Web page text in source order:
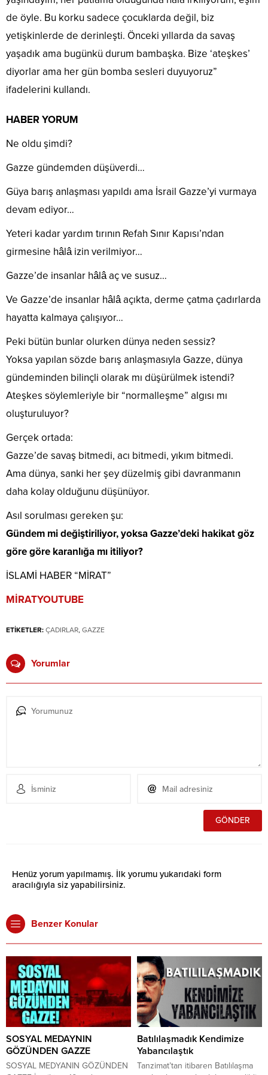
de öyle. Bu korku sadece çocuklarda değil, biz
yetişkinlerde de derinleşti. Önceki yıllarda da savaş
yaşadık ama bugünkü durum bambaşka. Bize ‘ateşkes’
diyorlar ama her gün bomba sesleri duyuyoruz”
ifadelerini kullandı.
HABER YORUM
Ne oldu şimdi?
Gazze gündemden düşüverdi…
Güya barış anlaşması yapıldı ama İsrail Gazze’yi vurmaya
devam ediyor…
Yeteri kadar yardım tırının Refah Sınır Kapısı’ndan
girmesine hâlâ izin verilmiyor…
Gazze’de insanlar hâlâ aç ve susuz…
Ve Gazze’de insanlar hâlâ açıkta, derme çatma çadırlarda
hayatta kalmaya çalışıyor…
Peki bütün bunlar olurken dünya neden sessiz?
Yoksa yapılan sözde barış anlaşmasıyla Gazze, dünya
gündeminden bilinçli olarak mı düşürülmek istendi?
Ateşkes söylemleriyle bir “normalleşme” algısı mı
oluşturuluyor?
Gerçek ortada:
Gazze’de savaş bitmedi, acı bitmedi, yıkım bitmedi.
Ama dünya, sanki her şey düzelmiş gibi davranmanın
daha kolay olduğunu düşünüyor.
Asıl sorulması gereken şu:
Gündem mi değiştiriliyor, yoksa Gazze’deki hakikat göz
göre göre karanlığa mı itiliyor?
İSLAMİ HABER “MİRAT”
MİRATYOUTUBE
ETİKETLER: ÇADIRLAR, GAZZE
Yorumlar
Henüz yorum yapılmamış. İlk yorumu yukarıdaki form
aracılığıyla siz yapabilirsiniz.
Benzer Konular
SOSYAL MEDAYNIN
GÖZÜNDEN GAZZE
SOSYAL MEDYANIN GÖZÜNDEN
Batılılaşmadık Kendimize
Yabancılaştık
Tanzimat’tan itibaren Batılılaşma